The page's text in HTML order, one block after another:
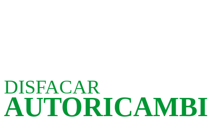
DISFACAR
AUTORICAMBI